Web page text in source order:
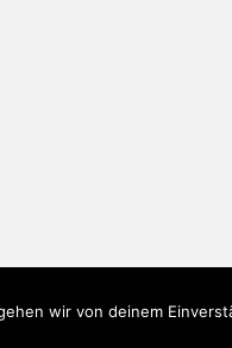
wir von deinem